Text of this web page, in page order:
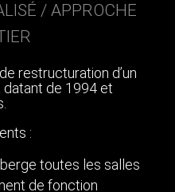
/ APPROCHE
restructuration d’un
datant de 1994 et
:
toutes les salles
de fonction